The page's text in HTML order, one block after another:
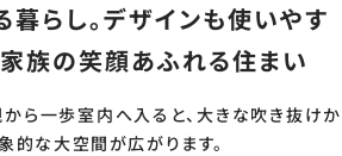
らし。デザインも使いやす
族の笑顔あふれる住まい
ら一歩室内へ入ると、大きな吹き抜けか
的な大空間が広がります。